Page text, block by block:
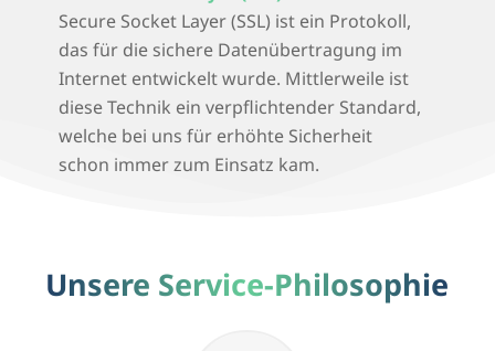
Secure Socket Layer (SSL) ist ein Protokoll,
das für die sichere Datenübertragung im
Internet entwickelt wurde. Mittlerweile ist
diese Technik ein verpflichtender Standard,
welche bei uns für erhöhte Sicherheit
schon immer zum Einsatz kam.
Unsere Service-Philosophie